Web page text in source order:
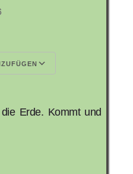
Erde. Kommt und